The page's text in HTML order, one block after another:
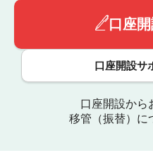
口座開
口座開設サ
口座開設から
移管（振替）に